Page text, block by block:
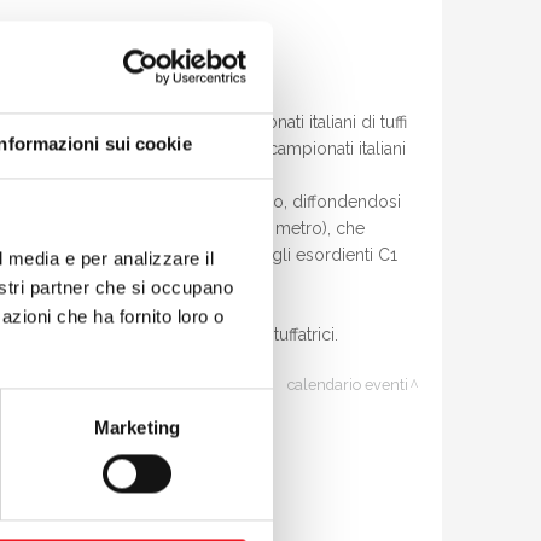
sui cookie
e per analizzare il
partner che si occupano
che ha fornito loro o
Marketing
prova di selezione per i campionati italiani di tuffi
così il doppio pass per i campionati italiani
che la disciplina sta crescendo, diffondendosi
(32° dal metro), che
positivo perInes Fila, che negli esordienti C1
per il livello raggiunto dalle giovani tuffatrici.
calendario eventi